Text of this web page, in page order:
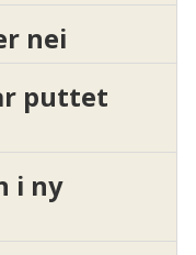
nei
puttet
i ny